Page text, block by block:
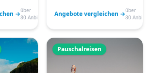
→über
80 Anbieter
Angebote vergleichen →über
80
Pauschalreisen